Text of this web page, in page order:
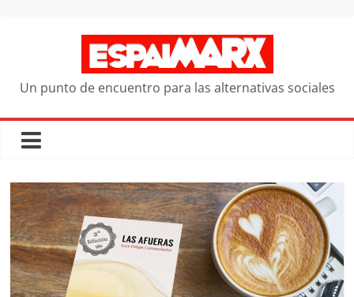
Un punto de encuentro para las alternativas sociales